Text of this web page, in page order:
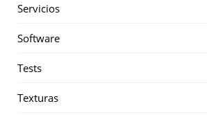
Servicios
Software
Tests
Texturas